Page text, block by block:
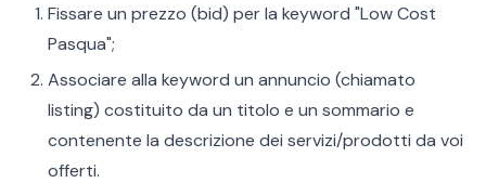
Fissare un prezzo (bid) per la keyword "Low Cost
Pasqua";
Associare alla keyword un annuncio (chiamato
listing) costituito da un titolo e un sommario e
contenente la descrizione dei servizi/prodotti da voi
offerti.